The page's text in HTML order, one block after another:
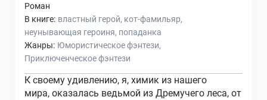
Роман
В книге: властный герой кот-фамильяр
неунывающая героиня попаданка
Жанры: Юмористическое фэнтези
Приключенческое фэнтези
К своему удивлению, я, химик из нашего
мира, оказалась ведьмой из Дремучего леса, от